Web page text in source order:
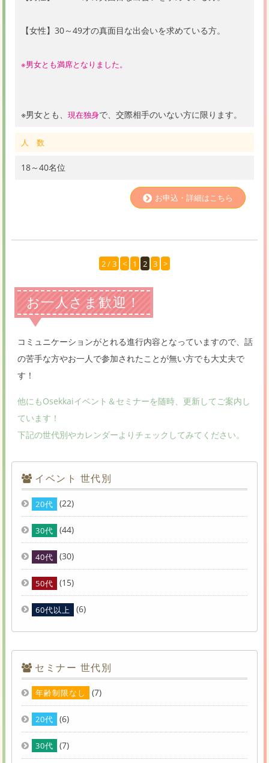
【女性】30～49才の真面目な出会いを求めている方。
※男女とも満席となりました。
※男女とも、 現在独身で、交際相手のいない方に限ります。
人 数
18～40名位
お申込・詳細はこちら
2 / 3 < 1 2 3 >
お一人さま歓迎！
コミュニケーションがとれる進行内容となっていますので、話
の苦手な方やお一人で参加されたことが無い方でも大丈夫で
す！
他にもOsekkaiイベント＆セミナーを随時、更新してご案内し
ています！
下記の世代別やカレンダーよりチェックしてみてください。
イベント 世代別
20代 (22)
30代 (44)
40代 (30)
50代 (15)
60代以上 (6)
セミナー 世代別
年齢制限なし (7)
20代 (6)
30代 (7)